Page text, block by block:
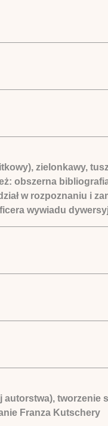
zielonkawy,
obszerna
w rozpoznaniu i
wywiadu
Franza Kutschery